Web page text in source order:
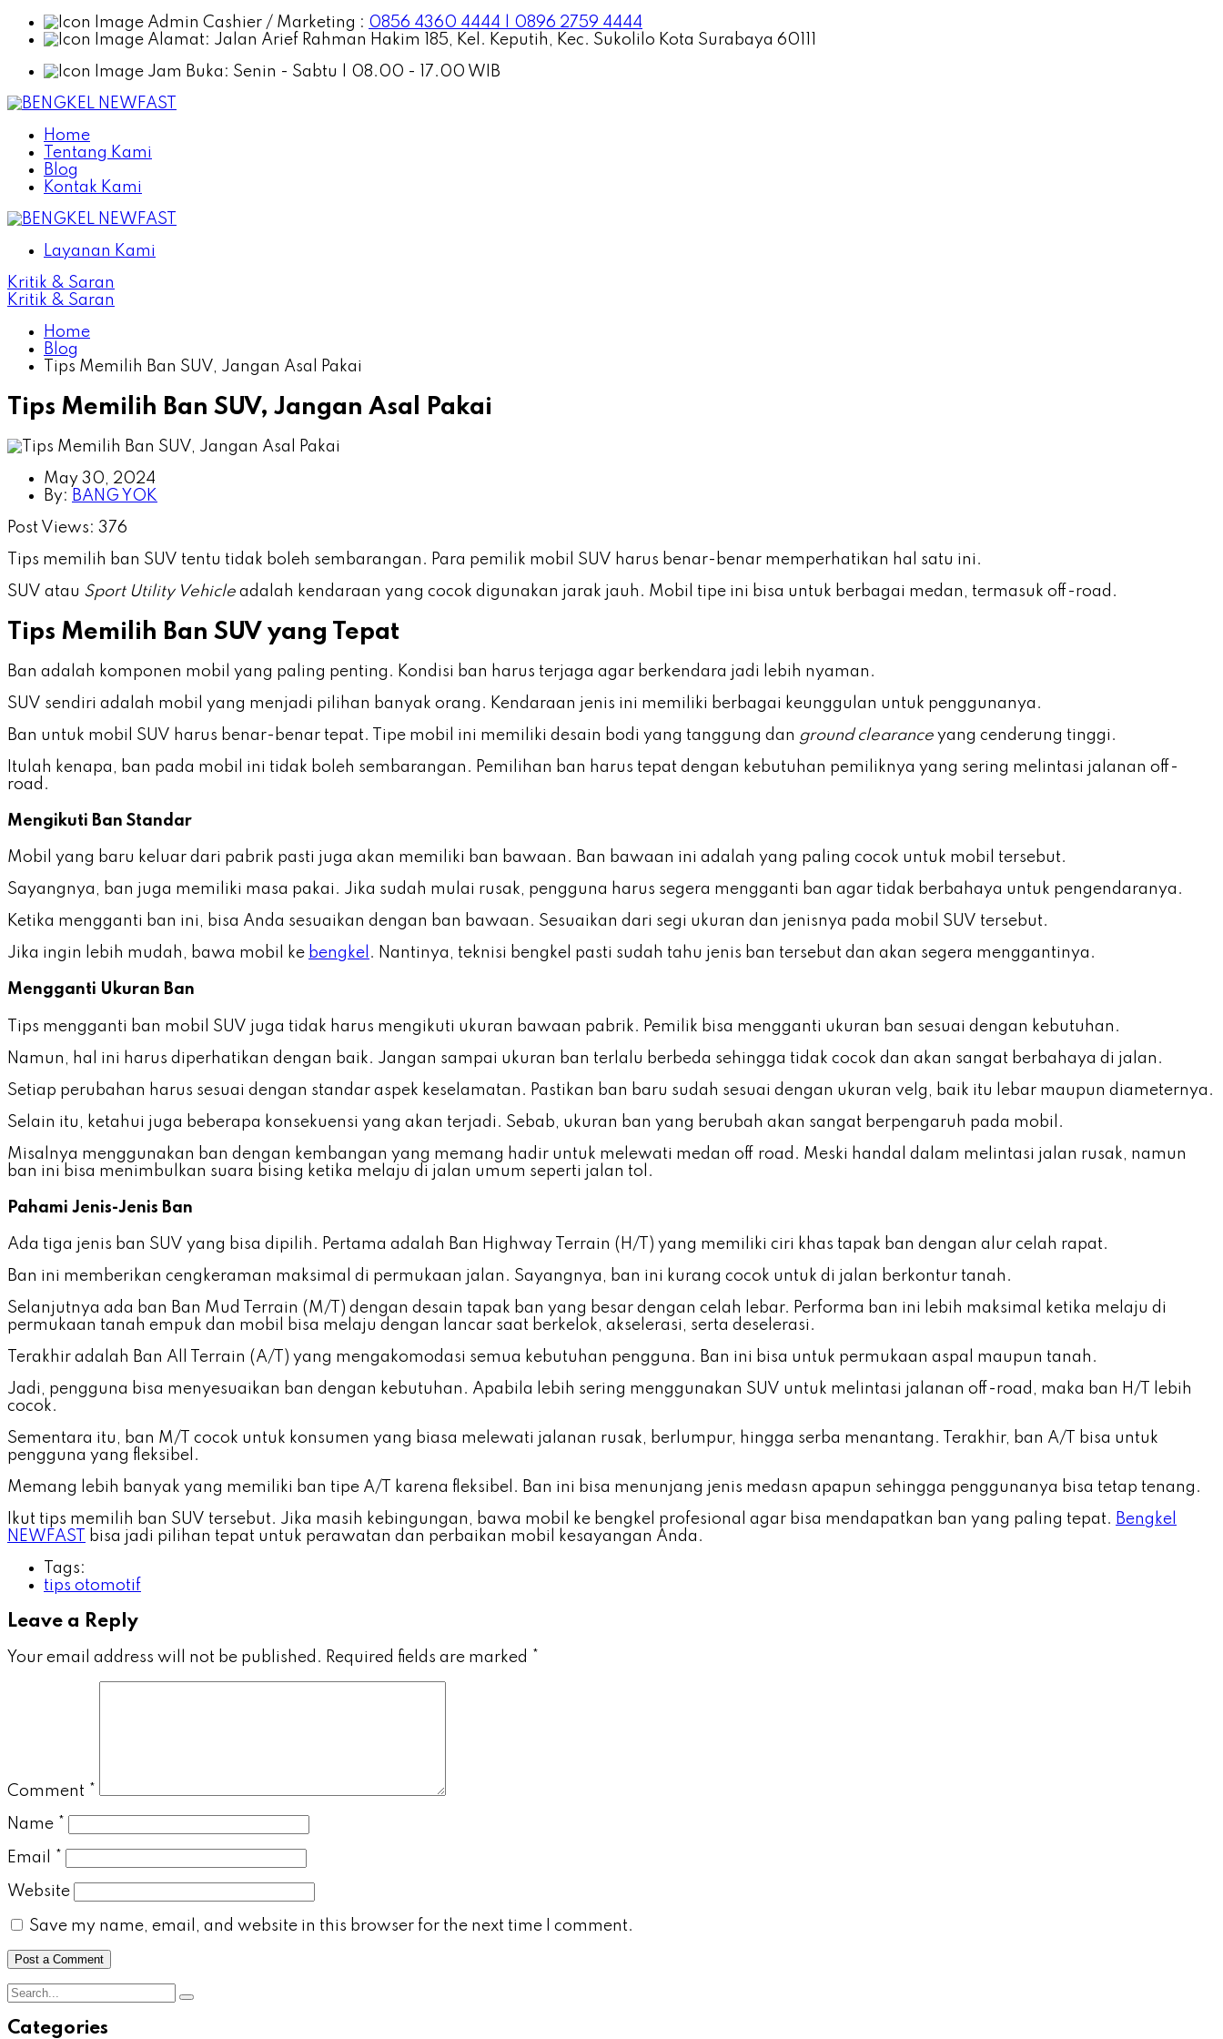
Admin Cashier / Marketing : 0856 4360 4444 | 0896 2759 4444
Alamat: Jalan Arief Rahman Hakim 185, Kel. Keputih, Kec. Sukolilo Kota Surabaya 60111
Jam Buka: Senin - Sabtu | 08.00 - 17.00 WIB
Home
Tentang Kami
Blog
Kontak Kami
Layanan Kami
Kritik & Saran
Kritik & Saran
Home
Blog
Tips Memilih Ban SUV, Jangan Asal Pakai
Tips Memilih Ban SUV, Jangan Asal Pakai
May 30, 2024
By: BANG YOK
Post Views: 376
Tips memilih ban SUV tentu tidak boleh sembarangan. Para pemilik mobil SUV harus benar-benar memperhatikan hal satu ini.
SUV atau Sport Utility Vehicle adalah kendaraan yang cocok digunakan jarak jauh. Mobil tipe ini bisa untuk berbagai medan, termasuk off-road.
Tips Memilih Ban SUV yang Tepat
Ban adalah komponen mobil yang paling penting. Kondisi ban harus terjaga agar berkendara jadi lebih nyaman.
SUV sendiri adalah mobil yang menjadi pilihan banyak orang. Kendaraan jenis ini memiliki berbagai keunggulan untuk penggunanya.
Ban untuk mobil SUV harus benar-benar tepat. Tipe mobil ini memiliki desain bodi yang tanggung dan ground clearance yang cenderung tinggi.
Itulah kenapa, ban pada mobil ini tidak boleh sembarangan. Pemilihan ban harus tepat dengan kebutuhan pemiliknya yang sering melintasi jalanan off-
road.
Mengikuti Ban Standar
Mobil yang baru keluar dari pabrik pasti juga akan memiliki ban bawaan. Ban bawaan ini adalah yang paling cocok untuk mobil tersebut.
Sayangnya, ban juga memiliki masa pakai. Jika sudah mulai rusak, pengguna harus segera mengganti ban agar tidak berbahaya untuk pengendaranya.
Ketika mengganti ban ini, bisa Anda sesuaikan dengan ban bawaan. Sesuaikan dari segi ukuran dan jenisnya pada mobil SUV tersebut.
Jika ingin lebih mudah, bawa mobil ke bengkel . Nantinya, teknisi bengkel pasti sudah tahu jenis ban tersebut dan akan segera menggantinya.
Mengganti Ukuran Ban
Tips mengganti ban mobil SUV juga tidak harus mengikuti ukuran bawaan pabrik. Pemilik bisa mengganti ukuran ban sesuai dengan kebutuhan.
Namun, hal ini harus diperhatikan dengan baik. Jangan sampai ukuran ban terlalu berbeda sehingga tidak cocok dan akan sangat berbahaya di jalan.
Setiap perubahan harus sesuai dengan standar aspek keselamatan. Pastikan ban baru sudah sesuai dengan ukuran velg, baik itu lebar maupun diameternya.
Selain itu, ketahui juga beberapa konsekuensi yang akan terjadi. Sebab, ukuran ban yang berubah akan sangat berpengaruh pada mobil.
Misalnya menggunakan ban dengan kembangan yang memang hadir untuk melewati medan off road. Meski handal dalam melintasi jalan rusak, namun
ban ini bisa menimbulkan suara bising ketika melaju di jalan umum seperti jalan tol.
Pahami Jenis-Jenis Ban
Ada tiga jenis ban SUV yang bisa dipilih. Pertama adalah Ban Highway Terrain (H/T) yang memiliki ciri khas tapak ban dengan alur celah rapat.
Ban ini memberikan cengkeraman maksimal di permukaan jalan. Sayangnya, ban ini kurang cocok untuk di jalan berkontur tanah.
Selanjutnya ada ban Ban Mud Terrain (M/T) dengan desain tapak ban yang besar dengan celah lebar. Performa ban ini lebih maksimal ketika melaju di
permukaan tanah empuk dan mobil bisa melaju dengan lancar saat berkelok, akselerasi, serta deselerasi.
Terakhir adalah Ban All Terrain (A/T) yang mengakomodasi semua kebutuhan pengguna. Ban ini bisa untuk permukaan aspal maupun tanah.
Jadi, pengguna bisa menyesuaikan ban dengan kebutuhan. Apabila lebih sering menggunakan SUV untuk melintasi jalanan off-road, maka ban H/T lebih
cocok.
Sementara itu, ban M/T cocok untuk konsumen yang biasa melewati jalanan rusak, berlumpur, hingga serba menantang. Terakhir, ban A/T bisa untuk
pengguna yang fleksibel.
Memang lebih banyak yang memiliki ban tipe A/T karena fleksibel. Ban ini bisa menunjang jenis medasn apapun sehingga penggunanya bisa tetap tenang.
Ikut tips memilih ban SUV tersebut. Jika masih kebingungan, bawa mobil ke bengkel profesional agar bisa mendapatkan ban yang paling tepat. Bengkel
NEWFAST
bisa jadi pilihan tepat untuk perawatan dan perbaikan mobil kesayangan Anda.
Tags:
tips otomotif
Leave a Reply
Your email address will not be published. Required fields are marked *
Comment *
Name *
Email *
Website
Save my name, email, and website in this browser for the next time I comment.
Categories